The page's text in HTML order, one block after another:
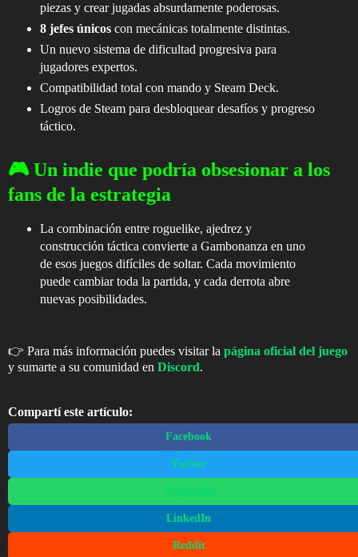
piezas y crear jugadas absurdamente poderosas.
8 jefes únicoscon mecánicas totalmente distintas.
Un nuevo sistema de dificultad progresiva para
jugadores expertos.
Compatibilidad total con mando y Steam Deck.
Logros de Steam para desbloquear desafíos y progreso
táctico.
🎮 Un indie que podría obsesionar a los
fans de la estrategia
La combinación entre roguelike, ajedrez y
construcción táctica convierte a Gambonanza en uno
de esos juegos difíciles de soltar. Cada movimiento
puede cambiar toda la partida, y cada derrota abre
nuevas posibilidades.
👉 Para más información puedes visitar la página oficial del juego
y sumarte a su comunidad en Discord.
Compartí este artículo:
Facebook
Twitter
WhatsApp
LinkedIn
Reddit